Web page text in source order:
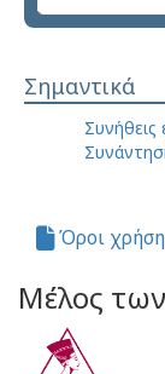
Σημαντικά
Συνήθεις
Όροι
Μέλος